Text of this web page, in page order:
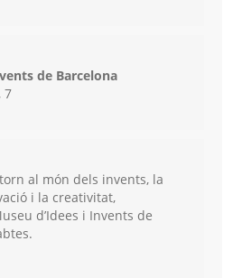
de Barcelona
7
al món dels invents, la
i la creativitat,
d’Idees i Invents de